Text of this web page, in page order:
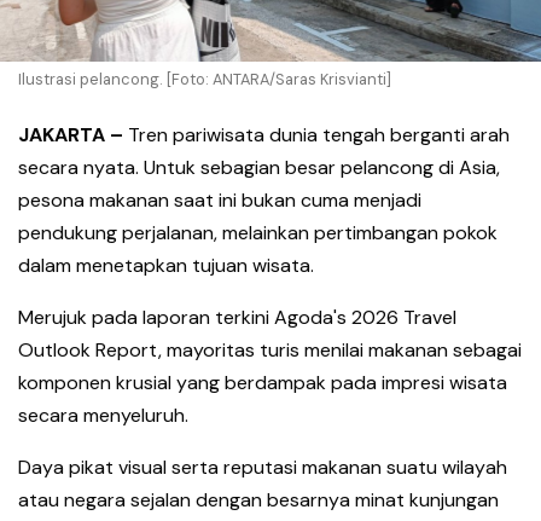
Ilustrasi pelancong. [Foto: ANTARA/Saras Krisvianti]
JAKARTA – Tren pariwisata dunia tengah berganti arah
secara nyata. Untuk sebagian besar pelancong di Asia,
pesona makanan saat ini bukan cuma menjadi
pendukung perjalanan, melainkan pertimbangan pokok
dalam menetapkan tujuan wisata.
Merujuk pada laporan terkini Agoda's 2026 Travel
Outlook Report, mayoritas turis menilai makanan sebagai
komponen krusial yang berdampak pada impresi wisata
secara menyeluruh.
Daya pikat visual serta reputasi makanan suatu wilayah
atau negara sejalan dengan besarnya minat kunjungan